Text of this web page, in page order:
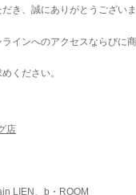
き、誠にありがとうございま
インへのアクセスならびに
ください。
店
LIEN、b・ROOM